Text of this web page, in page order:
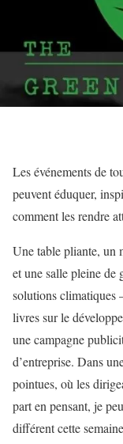
Les événements de
peuvent éduquer,
comment les rendre
Une table pliante, un
et une salle pleine de
solutions climatiques
livres sur le
une campagne
d’entreprise. Dans
pointues, où les
part en pensant, je
différent cette